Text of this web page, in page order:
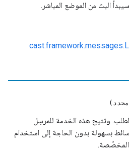
البث من الموضع المباشر.
الطلب. وتتيح هذه الخدمة للمرسِل
بسهولة بدون الحاجة إلى استخدام
المخصّصة.